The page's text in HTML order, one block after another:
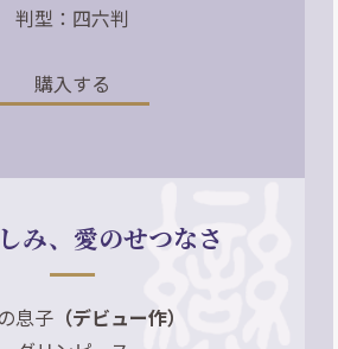
判型：四六判
購入する
み、愛のせつなさ
息子 （デビュー作）